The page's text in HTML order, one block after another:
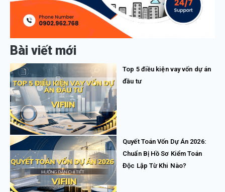
Bài viết mới
Top 5 điều kiện vay vốn dự án
đầu tư
Quyết Toán Vốn Dự Án 2026:
Chuẩn Bị Hồ Sơ Kiểm Toán
Độc Lập Từ Khi Nào?